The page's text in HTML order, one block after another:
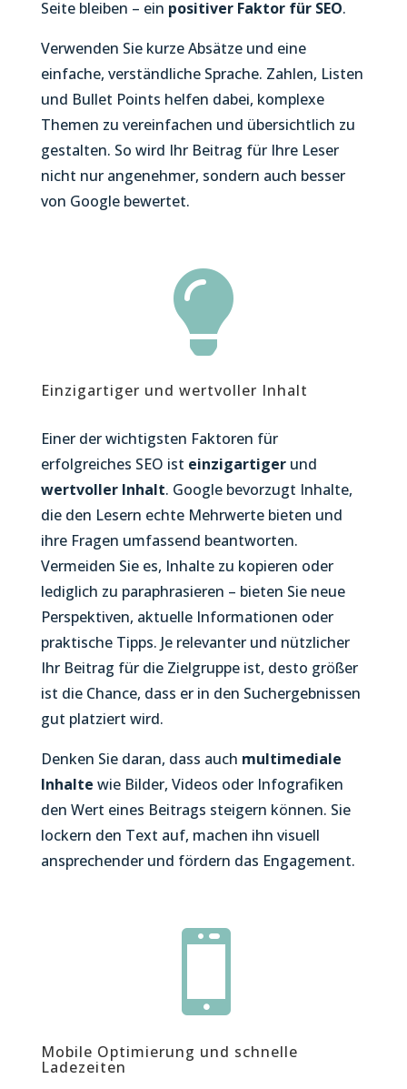
Seite bleiben – ein positiver Faktor für SEO.
Verwenden Sie kurze Absätze und eine
einfache, verständliche Sprache. Zahlen, Listen
und Bullet Points helfen dabei, komplexe
Themen zu vereinfachen und übersichtlich zu
gestalten. So wird Ihr Beitrag für Ihre Leser
nicht nur angenehmer, sondern auch besser
von Google bewertet.

Einzigartiger und wertvoller Inhalt
Einer der wichtigsten Faktoren für
erfolgreiches SEO ist einzigartigerund
wertvoller Inhalt. Google bevorzugt Inhalte,
die den Lesern echte Mehrwerte bieten und
ihre Fragen umfassend beantworten.
Vermeiden Sie es, Inhalte zu kopieren oder
lediglich zu paraphrasieren – bieten Sie neue
Perspektiven, aktuelle Informationen oder
praktische Tipps. Je relevanter und nützlicher
Ihr Beitrag für die Zielgruppe ist, desto größer
ist die Chance, dass er in den Suchergebnissen
gut platziert wird.
Denken Sie daran, dass auch multimediale
Inhalte wie Bilder, Videos oder Infografiken
den Wert eines Beitrags steigern können. Sie
lockern den Text auf, machen ihn visuell
ansprechender und fördern das Engagement.

Mobile Optimierung und schnelle
Ladezeiten